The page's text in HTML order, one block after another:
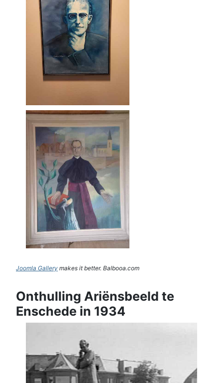
Joomla Gallery makes it better. Balbooa.com
Onthulling Ariënsbeeld te
Enschede in 1934